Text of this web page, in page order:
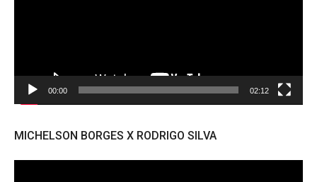
00:00 02:12
MICHELSON BORGES X RODRIGO SILVA